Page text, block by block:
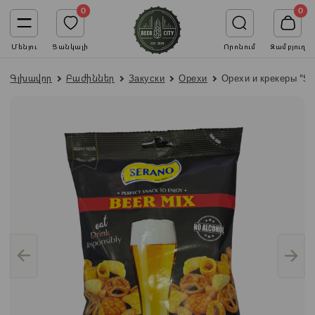
Մենյու
0
Ցանկալի Որոնում
0
Զամբյուղ
Գլխավոր Բաժիններ Закуски Орехи Орехи и крекеры